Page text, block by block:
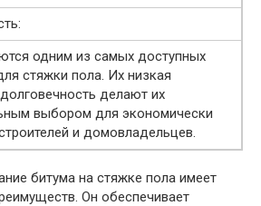
одним из самых доступных
стяжки пола. Их низкая
делают их
выбором для экономически
и домовладельцев.
битума на стяжке пола имеет
Он обеспечивает